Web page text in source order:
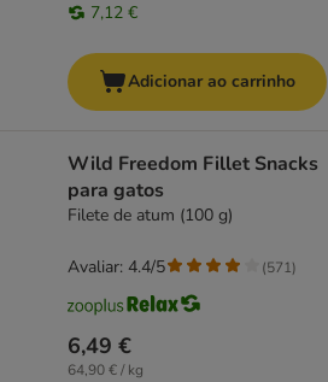
7,12 €
Adicionar ao carrinho
Wild Freedom Fillet Snacks
para gatos
Filete de atum (100 g)
6,49 €
64,90 € / kg
Avaliar: 4.4/5 (571)